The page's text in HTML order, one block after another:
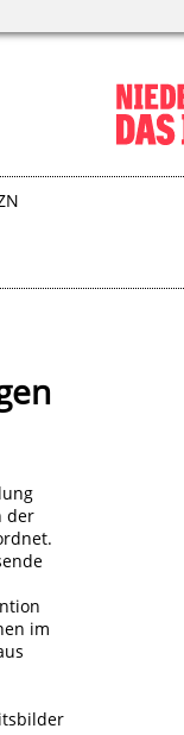
der
im